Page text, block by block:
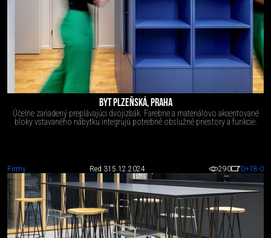
BYT PLZEŇSKÁ, PRAHA
Účelne zariadený preplávajúci dvojizbák. Farebne a materiálovo akcentované
bloky vstavaného nábytku integrujú potrebné obslužné priestory a funkcie.
Firmy Red 315.12.2024 290 0+18-0